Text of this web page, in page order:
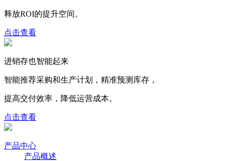
释放ROI的提升空间。
点击查看
进销存也智能起来
智能推荐采购和生产计划，精准预测库存，
提高交付效率，降低运营成本。
点击查看
产品中心
产品概述